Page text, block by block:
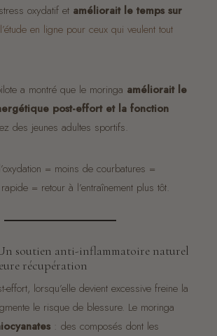
oxydatif et améliorait le temps sur
en ligne pour ceux qui veulent tout
a montré que le moringa améliorait le
post-effort et la fonction
des jeunes adultes sportifs.
= moins de courbatures =
= retour à l’entraînement plus tôt.
soutien anti-inflammatoire naturel
récupération
effort, lorsqu’elle devient excessive freine la
le risque de blessure. Le moringa
: des composés dont les